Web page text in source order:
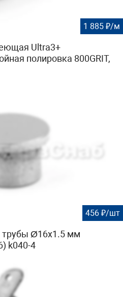
1 885 ₽/м
Ultra3+
полировка 800GRIT,
456 ₽/шт
трубы Ø16х1.5 мм
k040-4